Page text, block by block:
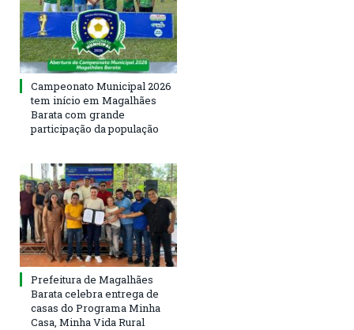
Campeonato Municipal 2026
tem início em Magalhães
Barata com grande
participação da população
Prefeitura de Magalhães
Barata celebra entrega de
casas do Programa Minha
Casa, Minha Vida Rural